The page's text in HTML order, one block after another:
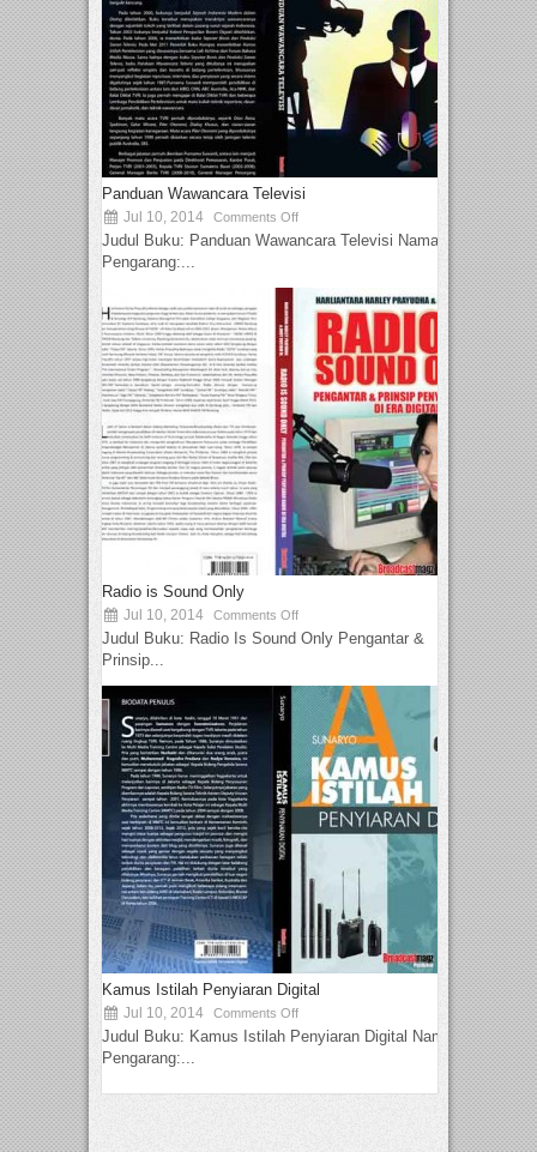
Panduan Wawancara Televisi
Jul 10, 2014 Comments Off
Judul Buku: Panduan Wawancara Televisi Nama
Pengarang:...
Radio is Sound Only
Jul 10, 2014 Comments Off
Judul Buku: Radio Is Sound Only Pengantar &
Prinsip...
Kamus Istilah Penyiaran Digital
Jul 10, 2014 Comments Off
Judul Buku: Kamus Istilah Penyiaran Digital Nama
Pengarang:...